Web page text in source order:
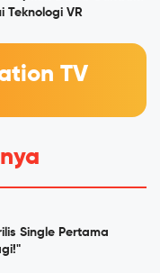
Teknologi VR
TV
Single Pertama